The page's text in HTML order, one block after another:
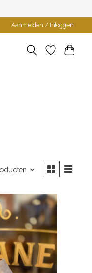
Aanmelden / Inloggen